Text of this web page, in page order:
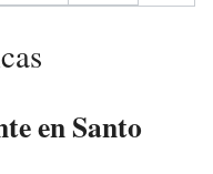
en Santo